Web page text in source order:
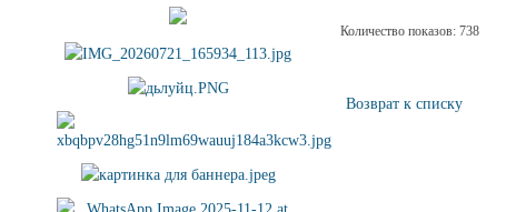
Количество показов: 738
Возврат к списку